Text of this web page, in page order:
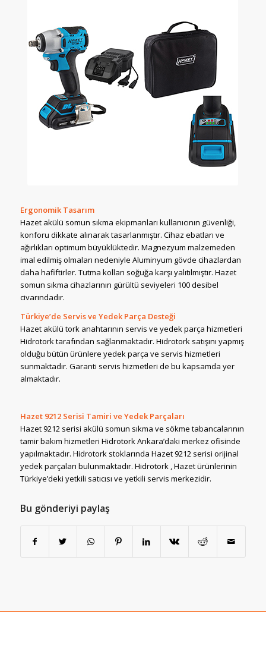
Ergonomik Tasarım
Hazet akülü somun sıkma ekipmanları kullanıcının güvenliği,
konforu dikkate alınarak tasarlanmıştır. Cihaz ebatları ve
ağırlıkları optimum büyüklüktedir. Magnezyum malzemeden
imal edilmiş olmaları nedeniyle Aluminyum gövde cihazlardan
daha hafiftirler. Tutma kolları soğuğa karşı yalıtılmıştır. Hazet
somun sıkma cihazlarının gürültü seviyeleri 100 desibel
civarındadır.
Türkiye’de Servis ve Yedek Parça Desteği
Hazet akülü tork anahtarının servis ve yedek parça hizmetleri
Hidrotork tarafından sağlanmaktadır. Hidrotork satışını yapmış
olduğu bütün ürünlere yedek parça ve servis hizmetleri
sunmaktadır. Garanti servis hizmetleri de bu kapsamda yer
almaktadır.
Hazet 9212 Serisi Tamiri ve Yedek Parçaları
Hazet 9212 serisi akülü somun sıkma ve sökme tabancalarının
tamir bakım hizmetleri Hidrotork Ankara’daki merkez ofisinde
yapılmaktadır. Hidrotork stoklarında Hazet 9212 serisi orijinal
yedek parçaları bulunmaktadır. Hidrotork , Hazet ürünlerinin
Türkiye’deki yetkili satıcısı ve yetkili servis merkezidir.
Bu gönderiyi paylaş